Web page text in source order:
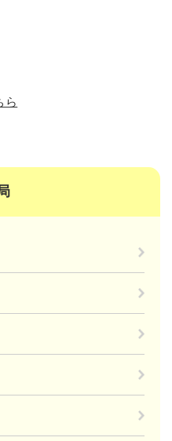
ら